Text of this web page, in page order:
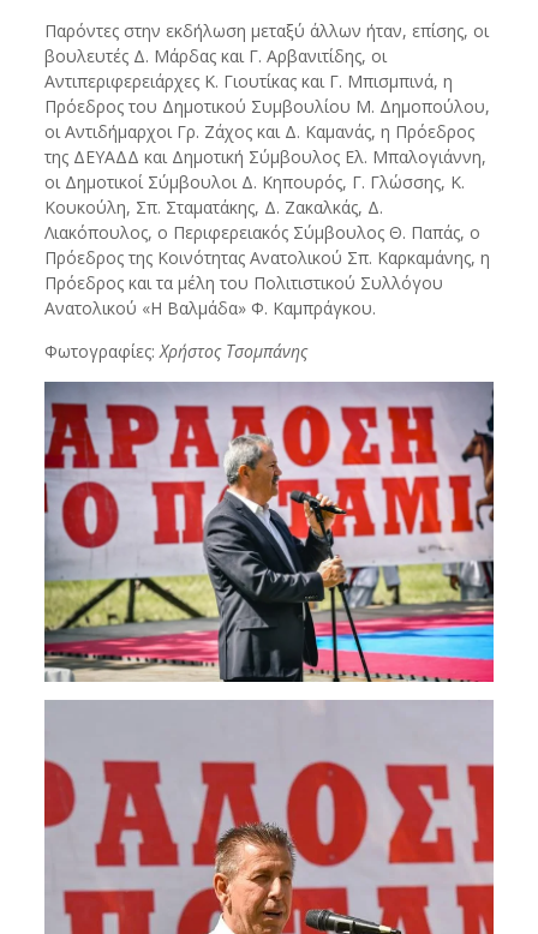
Παρόντες στην εκδήλωση μεταξύ άλλων ήταν, επίσης, οι
βουλευτές Δ. Μάρδας και Γ. Αρβανιτίδης, οι
Αντιπεριφερειάρχες Κ. Γιουτίκας και Γ. Μπισμπινά, η
Πρόεδρος του Δημοτικού Συμβουλίου Μ. Δημοπούλου,
οι Αντιδήμαρχοι Γρ. Ζάχος και Δ. Καμανάς, η Πρόεδρος
της ΔΕΥΑΔΔ και Δημοτική Σύμβουλος Ελ. Μπαλογιάννη,
οι Δημοτικοί Σύμβουλοι Δ. Κηπουρός, Γ. Γλώσσης, Κ.
Κουκούλη, Σπ. Σταματάκης, Δ. Ζακαλκάς, Δ.
Λιακόπουλος, ο Περιφερειακός Σύμβουλος Θ. Παπάς, ο
Πρόεδρος της Κοινότητας Ανατολικού Σπ. Καρκαμάνης, η
Πρόεδρος και τα μέλη του Πολιτιστικού Συλλόγου
Ανατολικού «Η Βαλμάδα» Φ. Καμπράγκου.
Φωτογραφίες: Χρήστος Τσομπάνης